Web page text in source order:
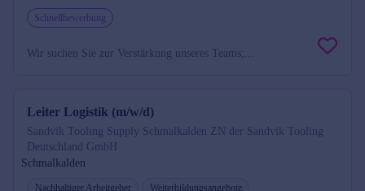
Schnellbewerbung
Wir suchen Sie zur Verstärkung unseres Teams;...
Leiter Logistik (m/w/d)
Sandvik Tooling Supply Schmalkalden ZN der Sandvik Tooling
Deutschland GmbH
Schmalkalden
Nachhaltiger Arbeitgeber
Weiterbildungsangebote